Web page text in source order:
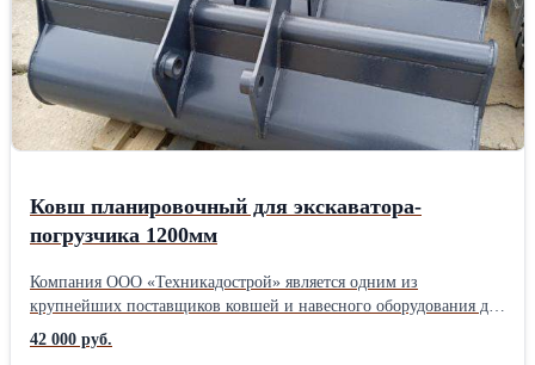
Ковш планировочный для экскаватора-
погрузчика 1200мм
Компания ООО «Техникадострой» является одним из
крупнейших поставщиков ковшей и навесного оборудования для
сельскохозяйственной, коммунальной и строительной техники в
России. В нашей компании вы сможете подобрать навесное
42 000 руб.